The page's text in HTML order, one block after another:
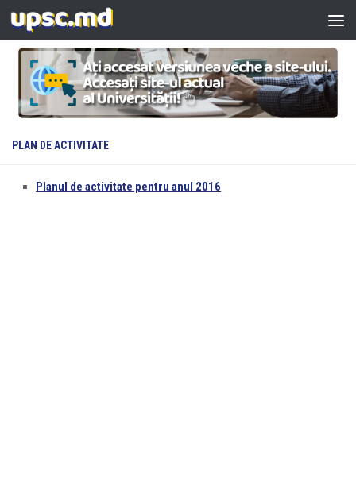
Skip to content
PLAN DE ACTIVITATE
Planul de activitate pentru anul 2016